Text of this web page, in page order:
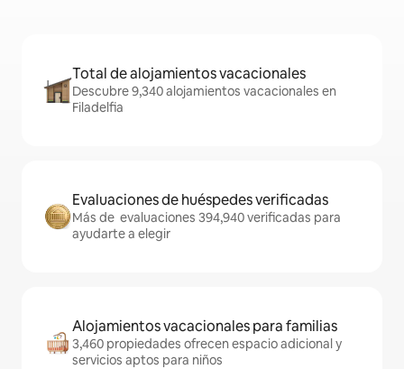
Total de alojamientos vacacionales
Descubre 9,340 alojamientos vacacionales en
Filadelfia
Evaluaciones de huéspedes verificadas
Más de evaluaciones 394,940 verificadas para
ayudarte a elegir
Alojamientos vacacionales para familias
3,460 propiedades ofrecen espacio adicional y
servicios aptos para niños